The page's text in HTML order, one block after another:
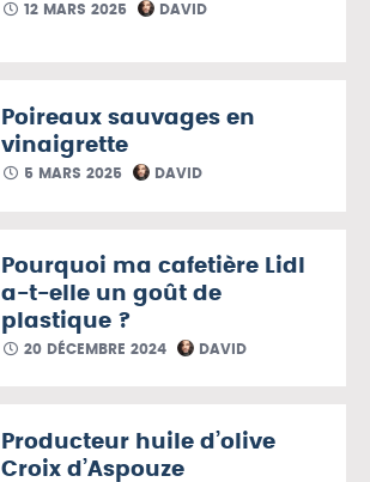
12 MARS 2025 DAVID
Poireaux sauvages en
vinaigrette
5 MARS 2025 DAVID
Pourquoi ma cafetière Lidl
a-t-elle un goût de
plastique ?
20 DÉCEMBRE 2024 DAVID
Producteur huile d’olive
Croix d’Aspouze